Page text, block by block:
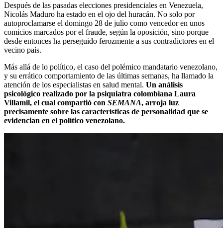
Después de las pasadas elecciones presidenciales en Venezuela,
Nicolás Maduro ha estado en el ojo del huracán. No solo por
autoproclamarse el domingo 28 de julio como vencedor en unos
comicios marcados por el fraude, según la oposición, sino porque
desde entonces ha perseguido ferozmente a sus contradictores en el
vecino país.
Más allá de lo político, el caso del polémico mandatario venezolano,
y su errático comportamiento de las últimas semanas, ha llamado la
atención de los especialistas en salud mental. Un análisis
psicológico realizado por la psiquiatra colombiana Laura
Villamil, el cual compartió con SEMANA, arroja luz
precisamente sobre las características de personalidad que se
evidencian en el político venezolano.